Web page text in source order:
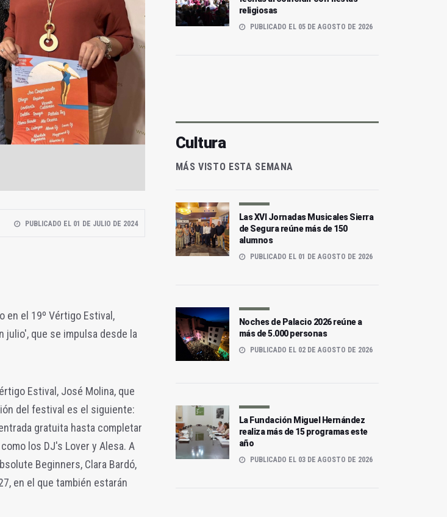
PUBLICADO EL 01 DE JULIO DE 2024
en el 19º Vértigo Estival,
que se impulsa desde la
Estival, José Molina, que
del festival es el siguiente:
gratuita hasta completar
los DJ's Lover y Alesa. A
Beginners, Clara Bardó,
en el que también estarán
religiosas
PUBLICADO EL 05 DE AGOSTO DE 2026
Cultura
MÁS VISTO ESTA SEMANA
Las XVI Jornadas Musicales Sierra
de Segura reúne más de 150
alumnos
PUBLICADO EL 01 DE AGOSTO DE 2026
Noches de Palacio 2026 reúne a
más de 5.000 personas
PUBLICADO EL 02 DE AGOSTO DE 2026
La Fundación Miguel Hernández
realiza más de 15 programas este
año
PUBLICADO EL 03 DE AGOSTO DE 2026